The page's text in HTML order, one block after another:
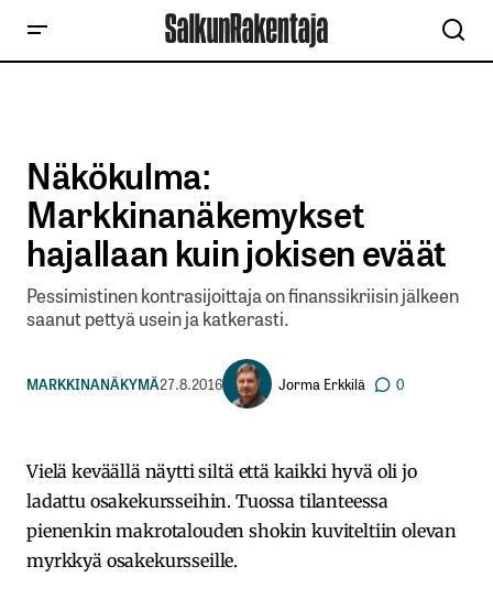
Näkökulma:
Markkinanäkemykset
hajallaan kuin jokisen eväät
Pessimistinen kontrasijoittaja on finanssikriisin jälkeen
saanut pettyä usein ja katkerasti.
MARKKINANÄKYMÄ27.8.2016 Jorma Erkkilä 0
Vielä keväällä näytti siltä että kaikki hyvä oli jo
ladattu osakekursseihin. Tuossa tilanteessa
pienenkin makrotalouden shokin kuviteltiin olevan
myrkkyä osakekursseille.